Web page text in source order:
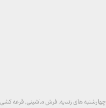
چهارشنبه های زندیه,فرش ماشینی,قرعه کشی